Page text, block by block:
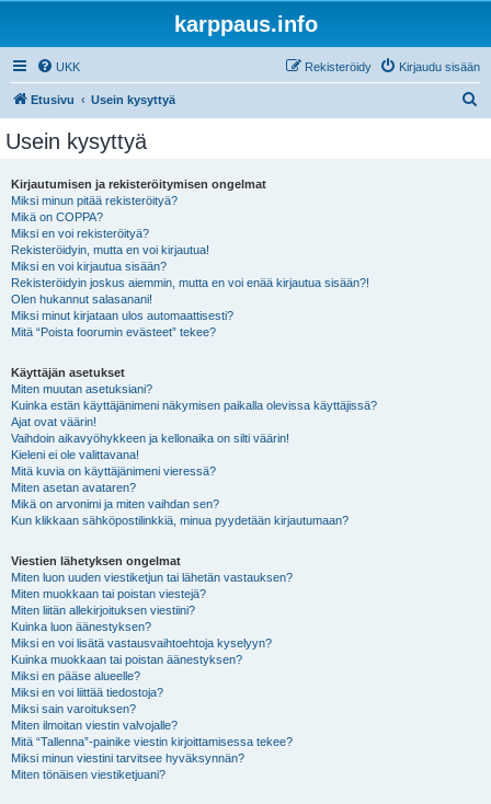
karppaus.info
UKK Kirjaudu sisään
Rekisteröidy
Etusivu Usein kysyttyä
Usein kysyttyä
Kirjautumisen ja rekisteröitymisen ongelmat
Miksi minun pitää rekisteröityä?
Mikä on COPPA?
Miksi en voi rekisteröityä?
Rekisteröidyin, mutta en voi kirjautua!
Miksi en voi kirjautua sisään?
Rekisteröidyin joskus aiemmin, mutta en voi enää kirjautua sisään?!
Olen hukannut salasanani!
Miksi minut kirjataan ulos automaattisesti?
Mitä “Poista foorumin evästeet” tekee?
Käyttäjän asetukset
Miten muutan asetuksiani?
Kuinka estän käyttäjänimeni näkymisen paikalla olevissa käyttäjissä?
Ajat ovat väärin!
Vaihdoin aikavyöhykkeen ja kellonaika on silti väärin!
Kieleni ei ole valittavana!
Mitä kuvia on käyttäjänimeni vieressä?
Miten asetan avataren?
Mikä on arvonimi ja miten vaihdan sen?
Kun klikkaan sähköpostilinkkiä, minua pyydetään kirjautumaan?
Viestien lähetyksen ongelmat
Miten luon uuden viestiketjun tai lähetän vastauksen?
Miten muokkaan tai poistan viestejä?
Miten liitän allekirjoituksen viestiini?
Kuinka luon äänestyksen?
Miksi en voi lisätä vastausvaihtoehtoja kyselyyn?
Kuinka muokkaan tai poistan äänestyksen?
Miksi en pääse alueelle?
Miksi en voi liittää tiedostoja?
Miksi sain varoituksen?
Miten ilmoitan viestin valvojalle?
Mitä “Tallenna”-painike viestin kirjoittamisessa tekee?
Miksi minun viestini tarvitsee hyväksynnän?
Miten tönäisen viestiketjuani?